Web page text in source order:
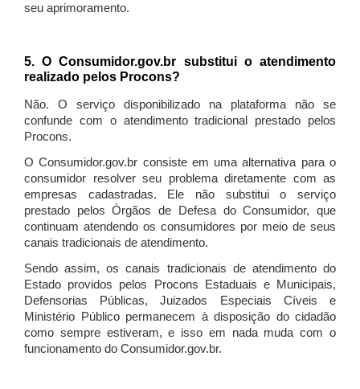
seu aprimoramento.
5. O Consumidor.gov.br substitui o atendimento
realizado pelos Procons?
Não. O serviço disponibilizado na plataforma não se
confunde com o atendimento tradicional prestado pelos
Procons.
O Consumidor.gov.br consiste em uma alternativa para o
consumidor resolver seu problema diretamente com as
empresas cadastradas. Ele não substitui o serviço
prestado pelos Órgãos de Defesa do Consumidor, que
continuam atendendo os consumidores por meio de seus
canais tradicionais de atendimento.
Sendo assim, os canais tradicionais de atendimento do
Estado providos pelos Procons Estaduais e Municipais,
Defensorias Públicas, Juizados Especiais Cíveis e
Ministério Público permanecem à disposição do cidadão
como sempre estiveram, e isso em nada muda com o
funcionamento do Consumidor.gov.br.